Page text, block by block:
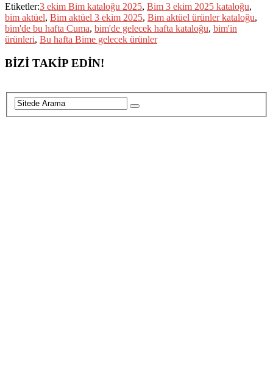
Etiketler:3 ekim Bim kataloğu 2025, Bim 3 ekim 2025 kataloğu,
bim aktüel, Bim aktüel 3 ekim 2025, Bim aktüel ürünler kataloğu,
bim'de bu hafta Cuma, bim'de gelecek hafta kataloğu, bim'in
ürünleri, Bu hafta Bime gelecek ürünler
BİZİ TAKİP EDİN!